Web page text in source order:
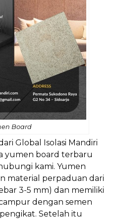
Board
Global Isolasi Mandiri
yumen board terbaru
kami. Yumen
material perpaduan dari
3-5 mm) dan memiliki
dengan semen
Setelah itu